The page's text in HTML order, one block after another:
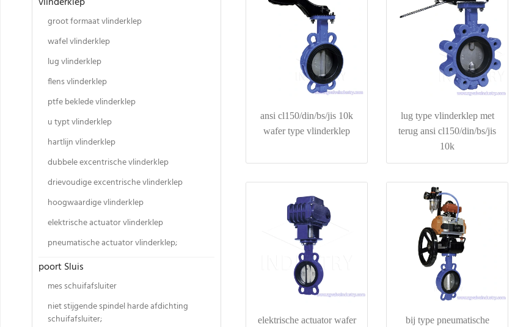
groot formaat vlinderklep
wafel vlinderklep
lug vlinderklep
flens vlinderklep
ptfe beklede vlinderklep
u typt vlinderklep
hartlijn vlinderklep
dubbele excentrische vlinderklep
drievoudige excentrische vlinderklep
hoogwaardige vlinderklep
elektrische actuator vlinderklep
pneumatische actuator vlinderklep;
poort Sluis
mes schuifafsluiter
niet stijgende spindel harde afdichting
schuifafsluiter;
ansi cl150/din/bs/jis 10k
wafer type vlinderklep
lug type vlinderklep met
terug ansi cl150/din/bs/jis
10k
elektrische actuator wafer
bij type pneumatische